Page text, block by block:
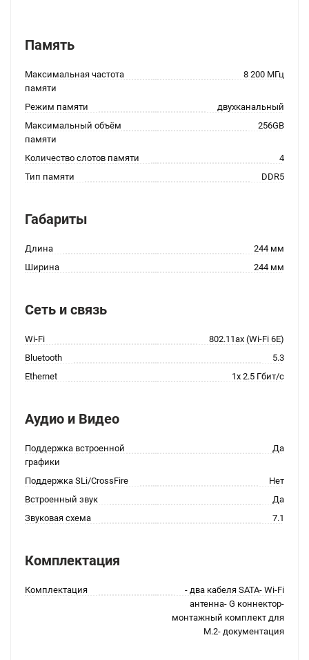
Память
Максимальная частота
памяти
8 200 МГц
Режим памяти
двухканальный
Максимальный объём
памяти
256GB
Количество слотов памяти
4
Тип памяти
DDR5
Габариты
Длина
244 мм
Ширина
244 мм
Сеть и связь
Wi-Fi
802.11ax (Wi-Fi 6E)
Bluetooth
5.3
Ethernet
1x 2.5 Гбит/с
Аудио и Видео
Поддержка встроенной
графики
Да
Поддержка SLi/CrossFire
Нет
Встроенный звук
Да
Звуковая схема
7.1
Комплектация
Комплектация
- два кабеля SATA- Wi-Fi
антенна- G коннектор-
монтажный комплект для
M.2- документация